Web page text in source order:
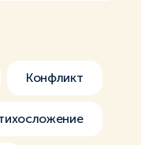
Конфликт